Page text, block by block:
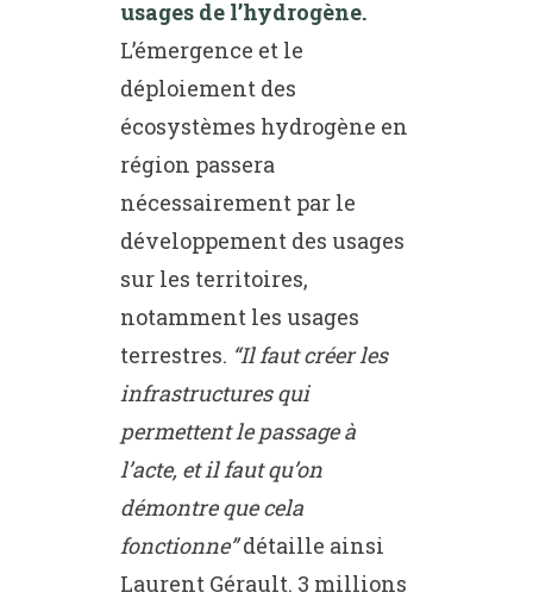
usages de l’hydrogène.
L’émergence et le
déploiement des
écosystèmes hydrogène en
région passera
nécessairement par le
développement des usages
sur les territoires,
notamment les usages
terrestres. “Il faut créer les
infrastructures qui
permettent le passage à
l’acte, et il faut qu’on
démontre que cela
fonctionne”détaille ainsi
Laurent Gérault. 3 millions